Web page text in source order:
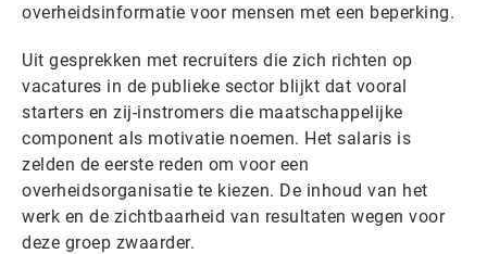
overheidsinformatie voor mensen met een beperking.
Uit gesprekken met recruiters die zich richten op
vacatures in de publieke sector blijkt dat vooral
starters en zij-instromers die maatschappelijke
component als motivatie noemen. Het salaris is
zelden de eerste reden om voor een
overheidsorganisatie te kiezen. De inhoud van het
werk en de zichtbaarheid van resultaten wegen voor
deze groep zwaarder.